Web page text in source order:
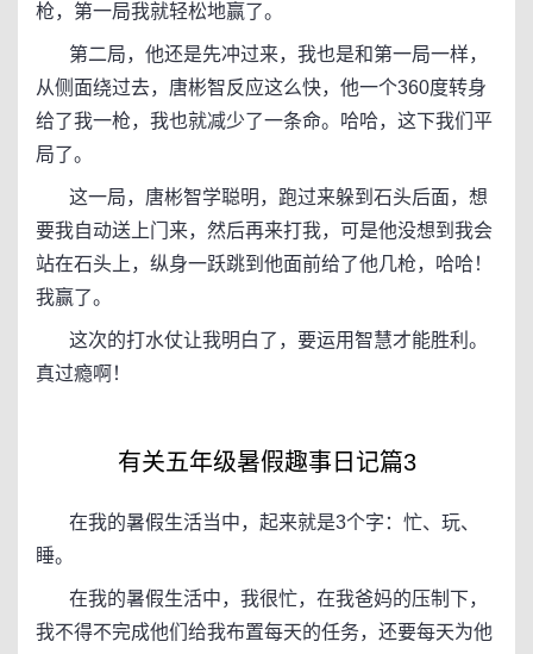
枪，第一局我就轻松地赢了。
第二局，他还是先冲过来，我也是和第一局一样，
从侧面绕过去，唐彬智反应这么快，他一个360度转身
给了我一枪，我也就减少了一条命。哈哈，这下我们平
局了。
这一局，唐彬智学聪明，跑过来躲到石头后面，想
要我自动送上门来，然后再来打我，可是他没想到我会
站在石头上，纵身一跃跳到他面前给了他几枪，哈哈！
我赢了。
这次的打水仗让我明白了，要运用智慧才能胜利。
真过瘾啊！
有关五年级暑假趣事日记篇3
在我的暑假生活当中，起来就是3个字：忙、玩、
睡。
在我的暑假生活中，我很忙，在我爸妈的压制下，
我不得不完成他们给我布置每天的任务，还要每天为他